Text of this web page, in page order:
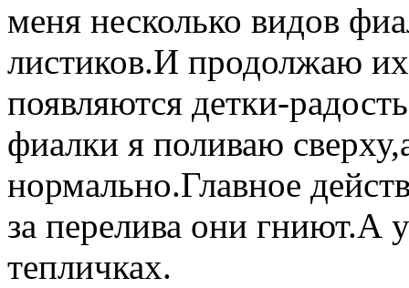
меня несколько видов
листиков.И продолжаю
появляются детки-
фиалки я поливаю
нормально.Главное
за перелива они гниют.А
тепличках.